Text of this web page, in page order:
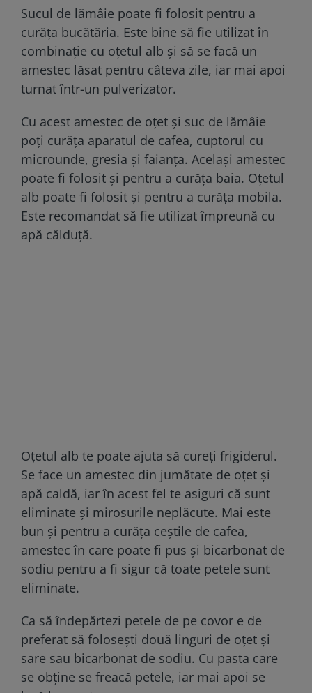
Sucul de lămâie poate fi folosit pentru a
curăța bucătăria. Este bine să fie utilizat în
combinație cu oțetul alb și să se facă un
amestec lăsat pentru câteva zile, iar mai apoi
turnat într-un pulverizator.
Cu acest amestec de oțet și suc de lămâie
poți curăța aparatul de cafea, cuptorul cu
microunde, gresia și faianța. Același amestec
poate fi folosit și pentru a curăța baia. Oțetul
alb poate fi folosit și pentru a curăța mobila.
Este recomandat să fie utilizat împreună cu
apă călduță.
Oțetul alb te poate ajuta să cureți frigiderul.
Se face un amestec din jumătate de oțet și
apă caldă, iar în acest fel te asiguri că sunt
eliminate și mirosurile neplăcute. Mai este
bun și pentru a curăța ceștile de cafea,
amestec în care poate fi pus și bicarbonat de
sodiu pentru a fi sigur că toate petele sunt
eliminate.
Ca să îndepărtezi petele de pe covor e de
preferat să folosești două linguri de oțet și
sare sau bicarbonat de sodiu. Cu pasta care
se obține se freacă petele, iar mai apoi se